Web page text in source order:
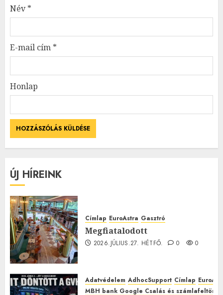
Név*
E-mail cím *
Honlap
ÚJ HÍREINK
Címlap EuroAstra Gasztró
Megfiatalodott
2026.JÚLIUS.27. HÉTFŐ. 0 0
Adatvédelem AdhocSupport Címlap
MBH bank Google Csalás és